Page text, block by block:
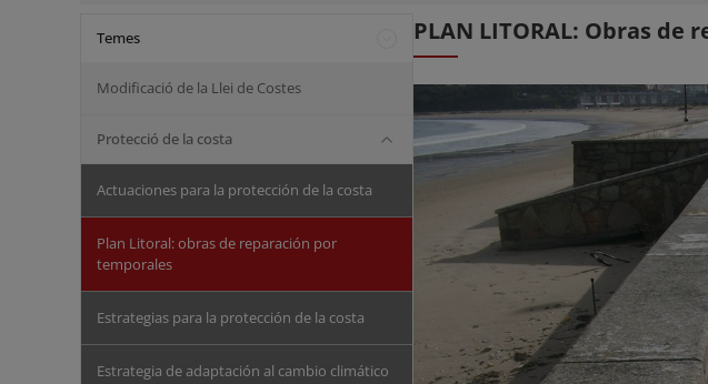
Temes
Modificació de la Llei de Costes
Protecció de la costa
Actuaciones para la protección de la costa
Plan Litoral: obras de reparación por
temporales
Estrategias para la protección de la costa
Estrategia de adaptación al cambio climático
PLAN LITORAL: Obras